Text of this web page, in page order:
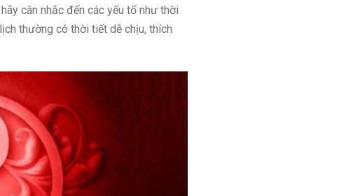
cân nhắc đến các yếu tố như thời
thường có thời tiết dễ chịu, thích